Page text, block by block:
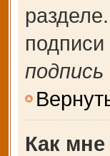
подпись
Как